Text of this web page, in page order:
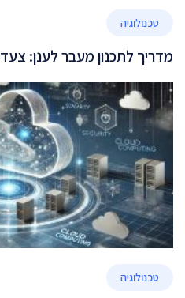
טכנולוגיה
מדריך לתכנון מעבר לענן:
טכנולוגיה